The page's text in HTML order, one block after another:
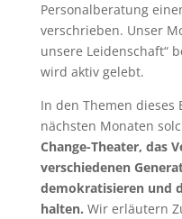
Personalberatung
verschrieben. Unser
unsere Leidenschaft“
wird aktiv gelebt.
In den Themen
nächsten Monaten
Change-Theater, das
verschiedenen
demokratisieren und
halten. Wir erläutern